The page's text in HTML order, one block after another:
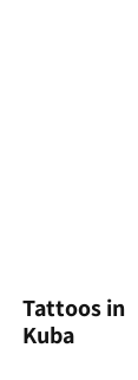
Tattoos in
Kuba